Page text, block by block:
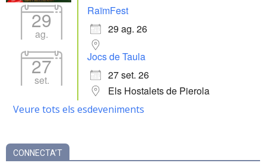
29
ag.
RaïmFest
29 ag. 26
27
set.
Jocs de Taula
27 set. 26
Els Hostalets de Pierola
Veure tots els esdeveniments
CONNECTA’T